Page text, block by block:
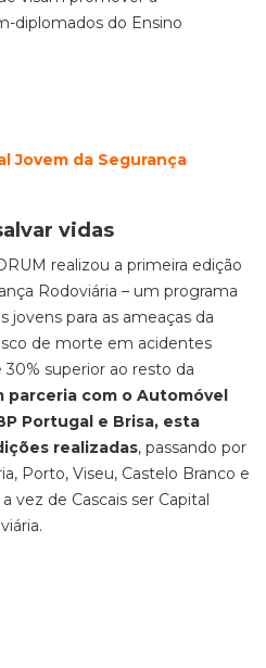
diplomados do Ensino
Jovem da Segurança
vidas
realizou a primeira edição
Rodoviária – um programa
jovens para as ameaças da
de morte em acidentes
30% superior ao resto da
parceria com o Automóvel
Portugal e Brisa, esta
realizadas, passando por
Porto, Viseu, Castelo Branco e
vez de Cascais ser Capital